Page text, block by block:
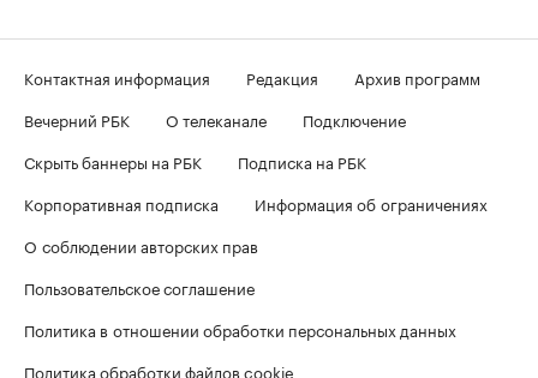
Контактная информация Редакция
Архив программ
Вечерний РБК
О телеканале
Подключение
Скрыть баннеры на РБК
Подписка на РБК
Корпоративная подписка
Информация об ограничениях
О соблюдении авторских прав
Пользовательское соглашение
Политика в отношении обработки персональных данных
Политика обработки файлов cookie